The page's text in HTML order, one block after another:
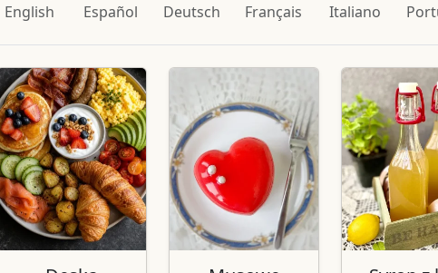
English Español Deutsch Français Italiano